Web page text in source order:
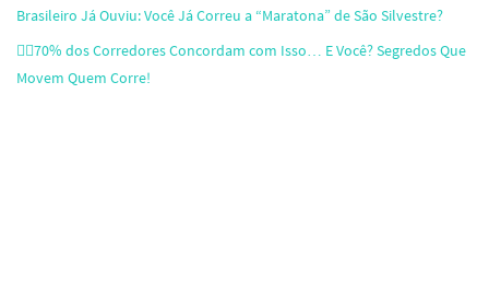
Brasileiro Já Ouviu: Você Já Correu a “Maratona” de São Silvestre?
🏃‍♂️70% dos Corredores Concordam com Isso… E Você? Segredos Que
Movem Quem Corre!